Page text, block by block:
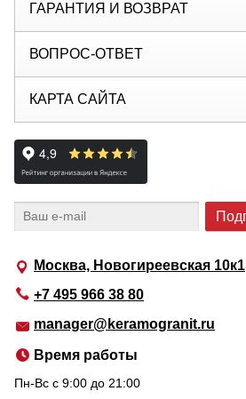
Москва, Новогиреевская 10к1
+7 495 966 38 80
manager@keramogranit.ru
Время работы
Пн-Вс c 9:00 до 21:00
ГАРАНТИЯ И ВОЗВРАТ
ВОПРОС-ОТВЕТ
КАРТА САЙТА